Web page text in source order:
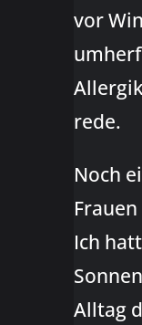
vor
rede.
Noch
Ich
Alltag